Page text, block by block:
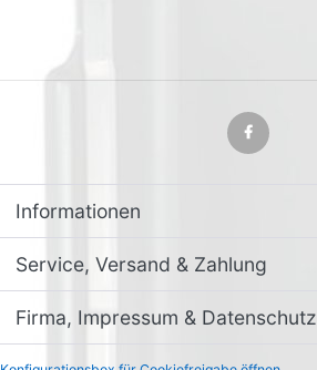
Informationen
Service, Versand & Zahlung
Firma, Impressum & Datenschutz